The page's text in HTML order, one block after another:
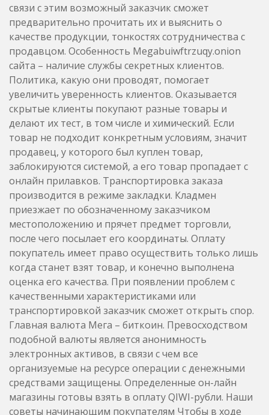
связи с этим возможный заказчик сможет
предварительно прочитать их и выяснить о
качестве продукции, тонкостях сотрудничества с
продавцом. Особенность Megabuiwftrzuqy.onion
сайта – наличие службы секретных клиентов.
Политика, какую они проводят, помогает
увеличить уверенность клиентов. Оказывается
скрытые клиенты покупают разные товары и
делают их тест, в том числе и химический. Если
товар не подходит конкретным условиям, значит
продавец, у которого был куплен товар,
заблокируются системой, а его товар пропадает с
онлайн прилавков. Транспортировка заказа
производится в режиме закладки. Кладмен
приезжает по обозначенному заказчиком
местоположению и прячет предмет торговли,
после чего посылает его координаты. Оплату
покупатель имеет право осуществить только лишь
когда станет взят товар, и конечно выполнена
оценка его качества. При появлении проблем с
качественными характеристиками или
транспортировкой заказчик сможет открыть спор.
Главная валюта Мега – биткоин. Превосходством
подобной валюты является анонимность
электронных активов, в связи с чем все
организуемые на ресурсе операции с денежными
средствами защищены. Определенные он-лайн
магазины готовы взять в оплату QIWI-рубли. Наши
советы начинающим покупателям Чтобы в ходе